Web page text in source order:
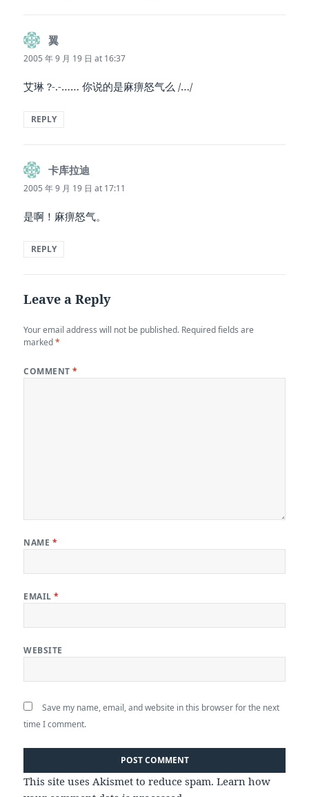
翼
2005 年 9 月 19 日 at 16:37
艾琳 ?-.-…… 你说的是麻痹怒气么 /…/
REPLY
卡库拉迪
2005 年 9 月 19 日 at 17:11
是啊！麻痹怒气。
REPLY
Leave a Reply
Your email address will not be published. Required fields are
marked*
COMMENT*
NAME *
EMAIL*
WEBSITE
Save my name, email, and website in this browser for the next
time I comment.
This site uses Akismet to reduce spam.Learn how